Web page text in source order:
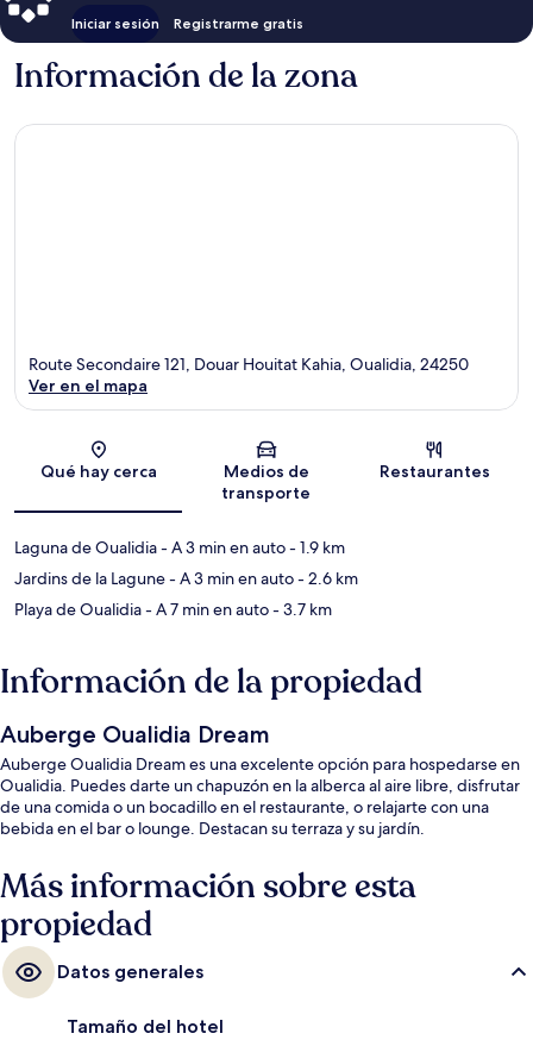
Iniciar sesión Registrarme gratis
Información de la zona
Sección del mapa
Route Secondaire 121, Douar Houitat Kahia, Oualidia, 24250
Ver en el mapa
Qué hay cerca
Medios de
transporte
Restaurantes
Laguna de Oualidia- A 3 min en auto- 1.9 km
Jardins de la Lagune- A 3 min en auto- 2.6 km
Playa de Oualidia- A 7 min en auto- 3.7 km
Información de la propiedad
Auberge Oualidia Dream
Auberge Oualidia Dream es una excelente opción para hospedarse en
Oualidia. Puedes darte un chapuzón en la alberca al aire libre, disfrutar
de una comida o un bocadillo en el restaurante, o relajarte con una
bebida en el bar o lounge. Destacan su terraza y su jardín.
Más información sobre esta
propiedad
Datos generales
Tamaño del hotel